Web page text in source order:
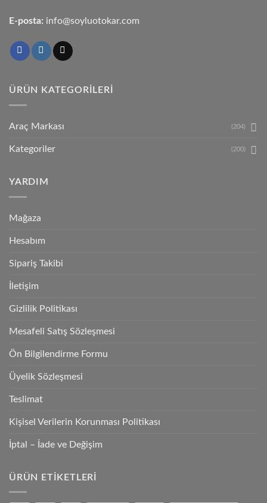
E-posta: info@soyluotokar.com
ÜRÜN KATEGORILERI
Araç Markası (204)
Kategoriler (200)
YARDIM
Mağaza
Hesabım
Sipariş Takibi
İletişim
Gizlilik Politikası
Mesafeli Satış Sözleşmesi
Ön Bilgilendirme Formu
Üyelik Sözleşmesi
Teslimat
Kişisel Verilerin Korunması Politikası
İptal – İade ve Değişim
ÜRÜN ETIKETLERI